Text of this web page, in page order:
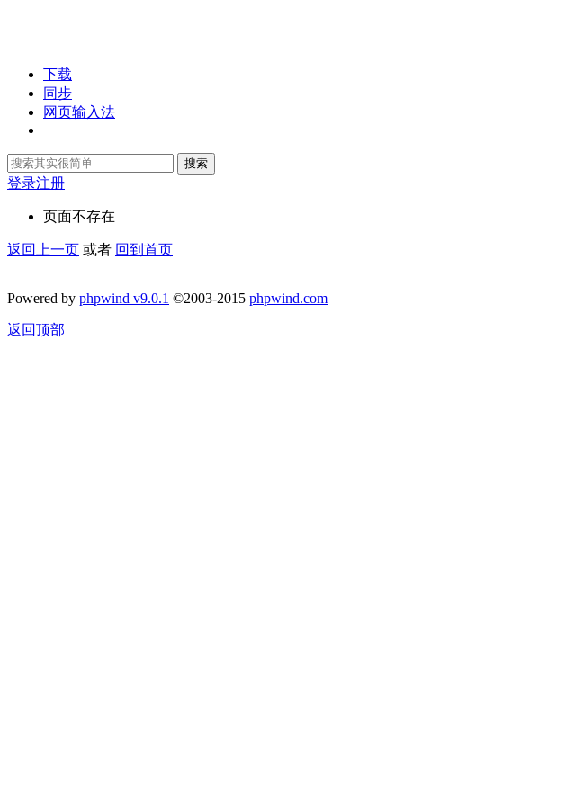
下载
同步
网页输入法
搜索
登录注册
页面不存在
返回上一页 或者 回到首页
Powered by phpwind v9.0.1 ©2003-2015 phpwind.com
返回顶部